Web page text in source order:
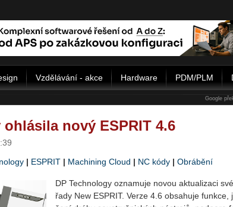
Vzdělávání - akce Hardware PDM/PLM
Google
nový ESPRIT 4.6
| ESPRIT | Machining Cloud | NC kódy | Obrábění
DP Tech­no­lo­gy ozna­mu­je novou ak­tu­a­li­za­ci
řady New ESPRIT. Verze 4.6 ob­sa­hu­je